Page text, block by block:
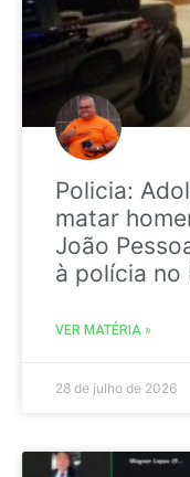
Policia:
matar
João
à polícia no
VER MATÉRIA »
28 de julho de 2026